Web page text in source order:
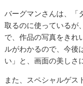
バーグマンさんは、「
取るのに使っているが
で、作品の写真をきれ
ルがわかるので、今後
い」と、画面の美しさ
また、スペシャルゲス